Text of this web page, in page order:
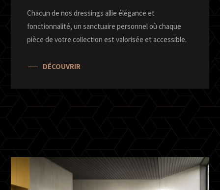
Chacun de nos dressings allie élégance et
fonctionnalité, un sanctuaire personnel où chaque
pièce de votre collection est valorisée et accessible.
DÉCOUVRIR